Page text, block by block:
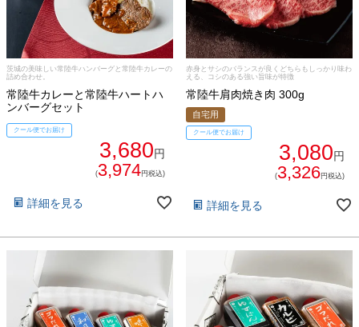
レビュー一覧
ご予算から選ぶ
牛肉部位一覧
手造りタレ
プレミアムギフト
商品券
ギフトカテゴリー一覧
茨城の美味しい常陸牛ハンバーグと常陸牛カレーの
詰め合わせ。
常陸牛カレーと常陸牛ハートハ
ンバーグセット
クール便でお届け
3,680円
(3,974円税込)
詳細を見る
赤身とサシのバランスが良くどちらもしっかり味わ
える、コシのある強い旨味が特徴
常陸牛肩肉焼き肉 300g
自宅用
クール便でお届け
3,080円
(3,326円税込)
詳細を見る